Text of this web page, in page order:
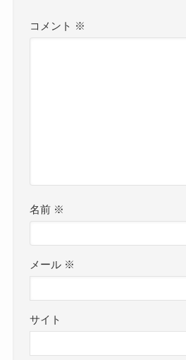
コメント ※
名前 ※
メール ※
サイト